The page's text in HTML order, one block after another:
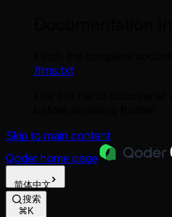
/llms.txt
Skip to main content
Qoder home page
简体中文
搜索
⌘K